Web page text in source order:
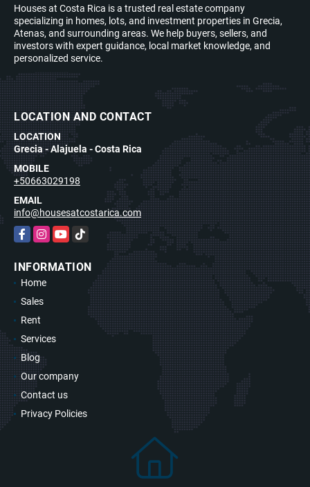
Houses at Costa Rica is a trusted real estate company
specializing in homes, lots, and investment properties in Grecia,
Atenas, and surrounding areas. We help buyers, sellers, and
investors with expert guidance, local market knowledge, and
personalized service.
LOCATION AND CONTACT
LOCATION
Grecia - Alajuela - Costa Rica
MOBILE
+50663029198
EMAIL
info@housesatcostarica.com
FacebookInstagram
YouTubeTikTok
INFORMATION
Home
Sales
Rent
Services
Blog
Our company
Contact us
Privacy Policies